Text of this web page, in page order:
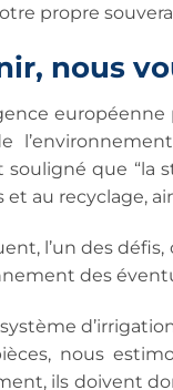
propre
nous
que “la
au recyclage,
l’un des
des
nous
ils doivent